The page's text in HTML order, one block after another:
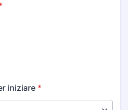
iniziare *